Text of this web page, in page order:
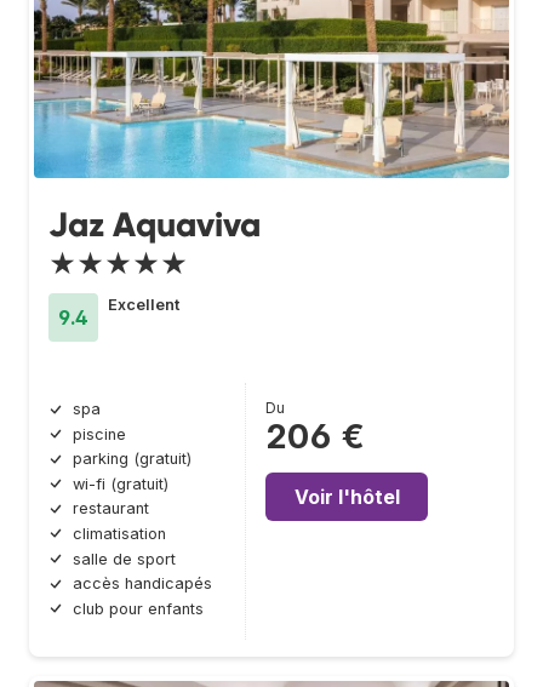
Jaz Aquaviva
★★★★★
9.4
Excellent
spa
piscine
parking (gratuit)
wi-fi (gratuit)
restaurant
climatisation
salle de sport
accès handicapés
club pour enfants
Du
206 €
Voir l'hôtel